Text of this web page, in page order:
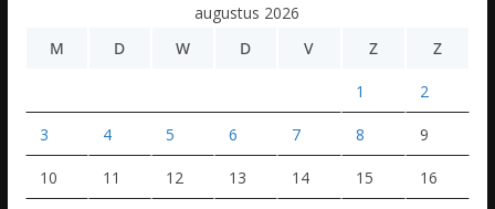
augustus 2026
M
D W D V Z Z
1 2
3 4 5 6 7 8 9
10 11 12 13 14 15 16